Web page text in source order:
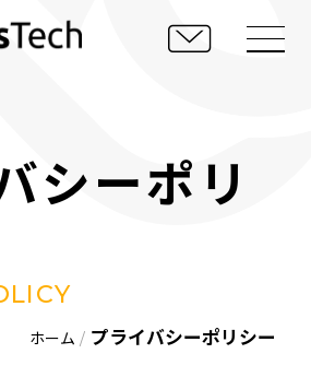
シーポリ
ホーム プライバシーポリシー